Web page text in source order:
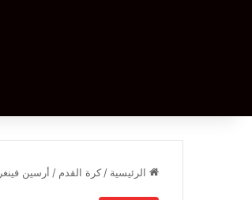
الرئيسية / كرة القدم / أرسين